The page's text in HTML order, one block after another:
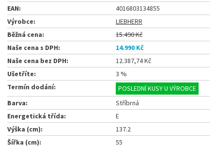
EAN:
4016803134855
Výrobce:
LIEBHERR
Běžná cena:
15.490 Kč
Naše cena s DPH:
14.990 Kč
Naše cena bez DPH:
12.387,74 Kč
Ušetříte:
3 %
Termín dodání:
POSLEDNÍ KUSY U VÝROBCE
Barva:
Stříbrná
Energetická třída:
E
Výška (cm):
137.2
Šířka (cm):
55